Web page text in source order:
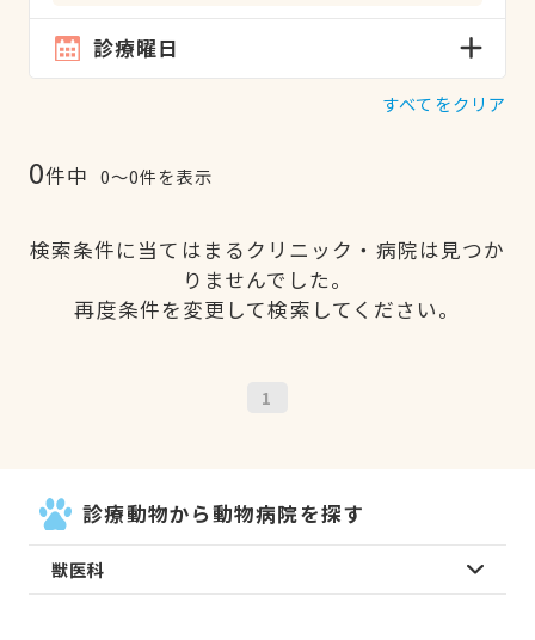
診療曜日
すべてをクリア
0件中 0〜0件を表示
検索条件に当てはまるクリニック・病院は見つか
りませんでした。
再度条件を変更して検索してください。
1
診療動物から動物病院を探す
獣医科